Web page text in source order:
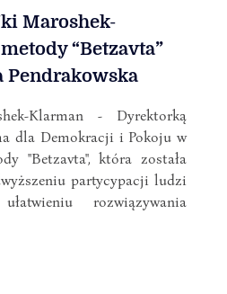
Maroshek-
“Betzavta”
Pendrakowska
Klarman - Dyrektorką
dla Demokracji i Pokoju w
"Betzavta", która została
partycypacji ludzi
rozwiązywania